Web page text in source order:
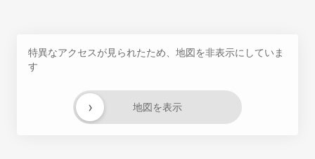
特異なアクセスが見られたため、地図を非表示にしていま
す
地図を表示
›